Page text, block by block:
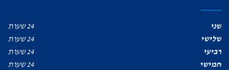
שני
24 שעות
שלישי
24 שעות
רביעי
24 שעות
חמישי
24 שעות